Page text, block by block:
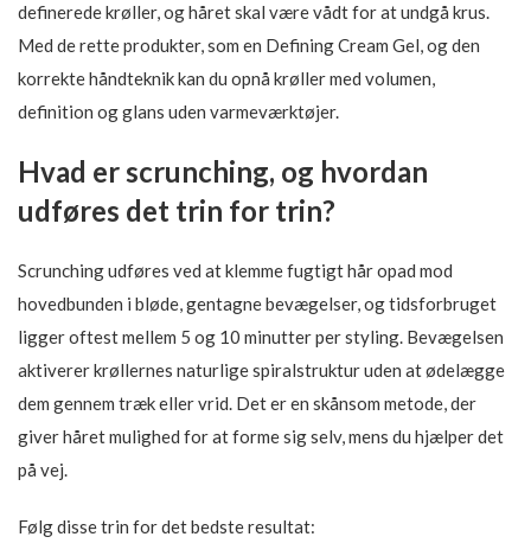
definerede krøller, og håret skal være vådt for at undgå krus.
Med de rette produkter, som en Defining Cream Gel, og den
korrekte håndteknik kan du opnå krøller med volumen,
definition og glans uden varmeværktøjer.
Hvad er scrunching, og hvordan
udføres det trin for trin?
Scrunching udføres ved at klemme fugtigt hår opad mod
hovedbunden i bløde, gentagne bevægelser, og tidsforbruget
ligger oftest mellem 5 og 10 minutter per styling. Bevægelsen
aktiverer krøllernes naturlige spiralstruktur uden at ødelægge
dem gennem træk eller vrid. Det er en skånsom metode, der
giver håret mulighed for at forme sig selv, mens du hjælper det
på vej.
Følg disse trin for det bedste resultat: